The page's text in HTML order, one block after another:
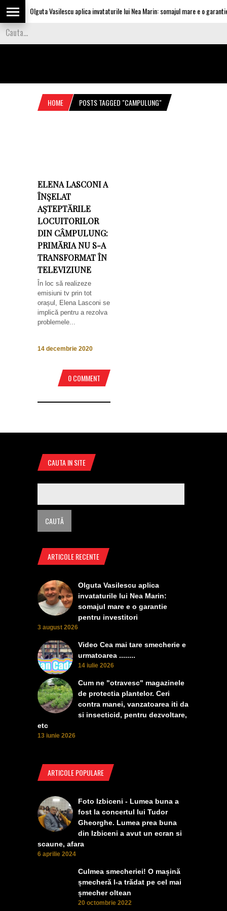
Olguta Vasilescu aplica invataturile lui Nea Marin: somajul mare e o
HOME POSTS TAGGED "CAMPULUNG"
ELENA LASCONI A
ÎNȘELAT
AȘTEPTĂRILE
LOCUITORILOR
DIN CÂMPULUNG:
PRIMĂRIA NU S-A
TRANSFORMAT ÎN
TELEVIZIUNE
În loc să realizeze
emisiuni tv prin tot
orașul, Elena Lasconi se
implică pentru a rezolva
problemele...
14 decembrie 2020
0 COMMENT
CAUTA IN SITE
ARTICOLE RECENTE
Olguta Vasilescu aplica
invataturile lui Nea Marin:
somajul mare e o garantie
pentru investitori
3 august 2026
Video Cea mai tare smecherie e
urmatoarea ........
14 iulie 2026
Cum ne "otravesc" magazinele
de protectia plantelor. Ceri
contra manei, vanzatoarea iti da
si insecticid, pentru dezvoltare,
etc
13 iunie 2026
ARTICOLE POPULARE
Foto Izbiceni - Lumea buna a
fost la concertul lui Tudor
Gheorghe. Lumea prea buna
din Izbiceni a avut un ecran si
scaune, afara
6 aprilie 2024
Culmea smecheriei! O mașină
șmecheră l-a trădat pe cel mai
șmecher oltean
20 octombrie 2022